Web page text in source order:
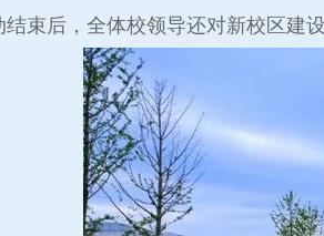
后，全体校领导还对新校区建设